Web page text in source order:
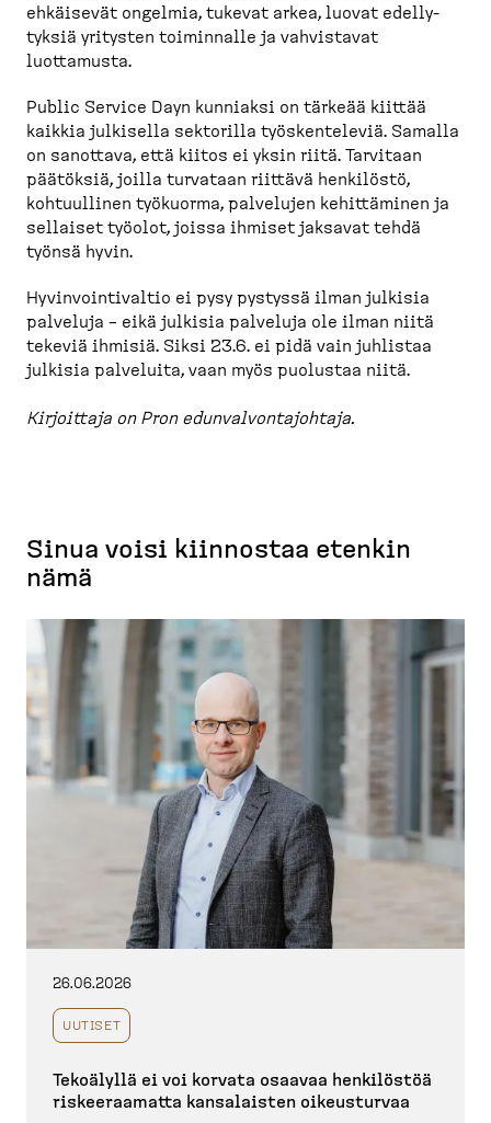
ehkäisevät ongelmia, tukevat arkea, luovat edelly­
tyksiä yritysten toiminnalle ja vahvistavat
luottamusta.
Public Service Dayn kunniaksi on tärkeää kiittää
kaikkia julkisella sektorilla työsken­televiä. Samalla
on sanottava, että kiitos ei yksin riitä. Tarvitaan
päätöksiä, joilla turvataan riittävä henkilöstö,
kohtuullinen työkuorma, palvelujen kehittäminen ja
sellaiset työolot, joissa ihmiset jaksavat tehdä
työnsä hyvin.
Hyvinvoin­ti­valtio ei pysy pystyssä ilman julkisia
palveluja – eikä julkisia palveluja ole ilman niitä
tekeviä ihmisiä. Siksi 23.6. ei pidä vain juhlistaa
julkisia palveluita, vaan myös puolustaa niitä.
Kirjoittaja on Pron edunval­von­ta­johtaja.
Sinua voisi kiinnostaa etenkin
nämä
26.06.2026
UUTISET
Tekoälyllä ei voi korvata osaavaa henkilöstöä
riskee­raamatta kansalaisten oikeus­turvaa